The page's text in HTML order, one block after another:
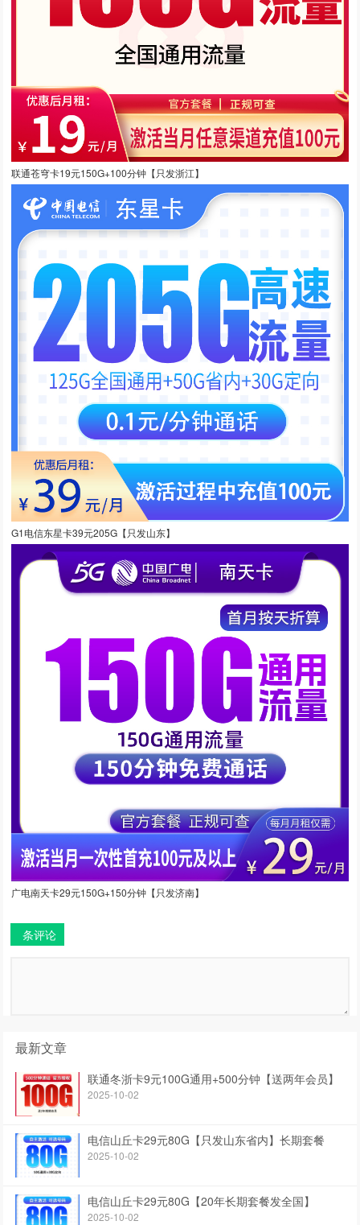
联通苍穹卡19元150G+100分钟【只发浙江】
G1电信东星卡39元205G【只发山东】
广电南天卡29元150G+150分钟【只发济南】
条评论
最新文章
联通冬浙卡9元100G通用+500分钟【送两年会员】
2025-10-02
电信山丘卡29元80G【只发山东省内】长期套餐
2025-10-02
电信山丘卡29元80G【20年长期套餐发全国】
2025-10-02